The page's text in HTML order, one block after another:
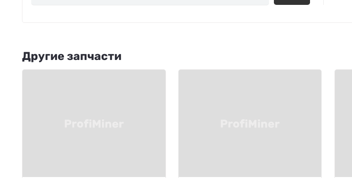
Другие запчасти